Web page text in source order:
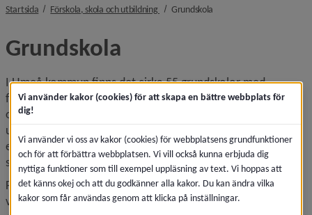
Startsida Förskola, skola och utbildning nivå i brödsmulenavigeringen
Grundskola
Grundskola
I Umeå kommun finns det cirka 55 grundskolor med
förskoleklass och varierade årskurser. Förskoleklass är
obligatoriskt för alla barn som har fyllt eller fyller sex år
under året. Elever folkbokförda i Umeå kommun som går i
en skola med nästkommande årskurs har rätt att gå kvar på
skolan enligt skollagen (10 kap 31 §).
Fritids erbjuds för barn i förskoleklass upp till och med
vårterminen det år då eleven fyller 13 år under den skolfria
Vi använder kakor (cookies) för att skapa en bättre webbplats för
dig!
Vi använder vi oss av kakor (cookies) för webbplatsens grundfunktioner
och för att förbättra webbplatsen. Vi vill också kunna erbjuda dig
nyttiga funktioner som till exempel uppläsning av text. Vi hoppas att
det känns okej och att du godkänner alla kakor. Du kan ändra vilka
kakor som får användas genom att klicka på inställningar.